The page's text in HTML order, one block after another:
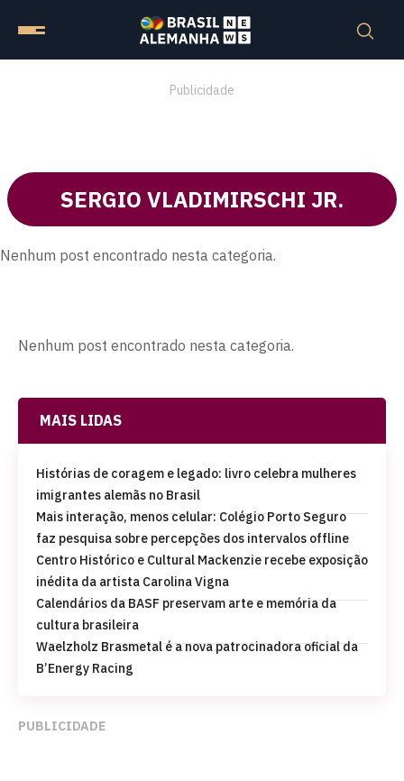
Publicidade
SERGIO VLADIMIRSCHI JR.
Nenhum post encontrado nesta categoria.
Nenhum post encontrado nesta categoria.
MAIS LIDAS
Histórias de coragem e legado: livro celebra mulheres
imigrantes alemãs no Brasil
Mais interação, menos celular: Colégio Porto Seguro
faz pesquisa sobre percepções dos intervalos offline
Centro Histórico e Cultural Mackenzie recebe exposição
inédita da artista Carolina Vigna
Calendários da BASF preservam arte e memória da
cultura brasileira
Waelzholz Brasmetal é a nova patrocinadora oficial da
B’Energy Racing
PUBLICIDADE